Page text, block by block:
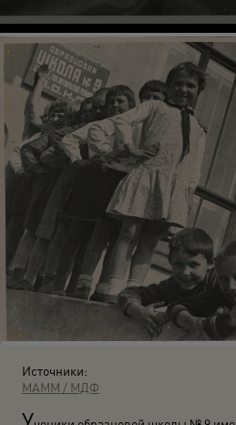
Источники:
МАММ / МДФ